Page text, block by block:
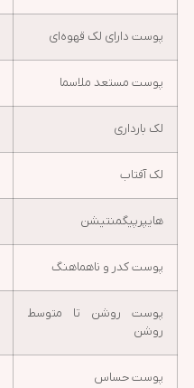
پوست دارای لک قهوه‌ای
پوست مستعد ملاسما
لک بارداری
لک آفتاب
هایپرپیگمنتیشن
پوست کدر و ناهماهنگ
پوست روشن تا متوسط
روشن
پوست حساس